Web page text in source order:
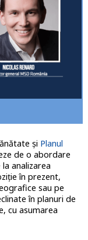
și Planul
de o abordare
analizarea
în prezent,
sau pe
în planuri de
cu asumarea